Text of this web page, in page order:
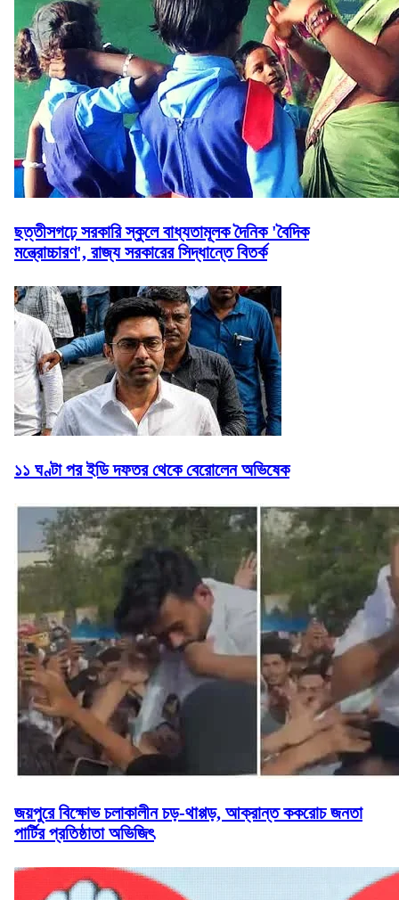
ছত্তীসগঢ়ে সরকারি স্কুলে বাধ্যতামূলক দৈনিক 'বৈদিক
মন্ত্রোচ্চারণ', রাজ্য সরকারের সিদ্ধান্তে বিতর্ক
১১ ঘণ্টা পর ইডি দফতর থেকে বেরোলেন অভিষেক
জয়পুরে বিক্ষোভ চলাকালীন চড়-থাপ্পড়, আক্রান্ত ককরোচ জনতা
পার্টির প্রতিষ্ঠাতা অভিজিৎ